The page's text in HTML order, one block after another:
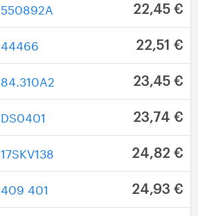
550892A 22,45 €
44466 22,51 €
84.310A2 23,45 €
DS0401 23,74 €
17SKV138 24,82 €
409 401 24,93 €